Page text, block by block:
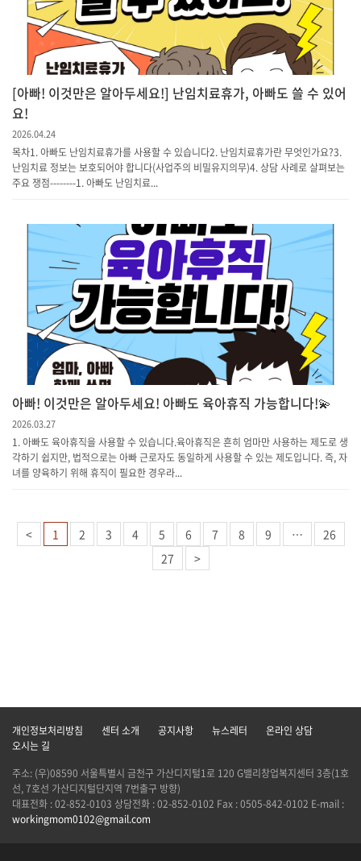
[아빠! 이것만은 알아두세요!] 난임치료휴가, 아빠도 쓸 수 있어
요!
2026.04.24
목차1. 아빠도 난임치료휴가를 사용할 수 있습니다2. 난임치료휴가란 무엇인가요?3.
난임치료 정보는 보호되어야 합니다(사업주의 비밀유지의무)4. 상담 사례로 살펴보는
주요 쟁점--------1. 아빠도 난임치료...
아빠! 이것만은 알아두세요! 아빠도 육아휴직 가능합니다!💫
2026.03.27
1. 아빠도 육아휴직을 사용할 수 있습니다.육아휴직은 흔히 엄마만 사용하는 제도로 생
각하기 쉽지만, 법적으로는 아빠 근로자도 동일하게 사용할 수 있는 제도입니다. 즉, 자
녀를 양육하기 위해 휴직이 필요한 경우라...
< 1 2 3 4 5 6 7 8 9 …
26
27
>
개인정보처리방침 센터 소개 공지사항 뉴스레터
온라인 상담
오시는 길
주소: (우)08590 서울특별시 금천구 가산디지털1로 120 G밸리창업복지센터 3층(1호
선, 7호선 가산디지털단지역 7번출구 방향)
대표전화 : 02-852-0103 상담전화 : 02-852-0102 Fax : 0505-842-0102 E-mail :
workingmom0102@gmail.com